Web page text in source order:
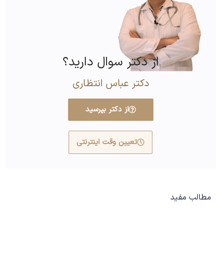
از دکتر سوال دارید؟
دکتر عباس انتظاری
از دکتر بپرسید
تعیین وقت اینترنتی
مطالب مفید